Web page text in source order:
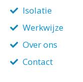
Isolatie
Werkwijze
Over ons
Contact